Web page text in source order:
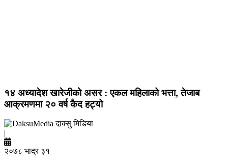
१४ अध्यादेश खारेजीको असर : एकल महिलाको भत्ता, तेजाब
आक्रमणमा २० वर्ष कैद हट्यो
दाक्सु मिडिया
|
२०७८ भाद्र ३१